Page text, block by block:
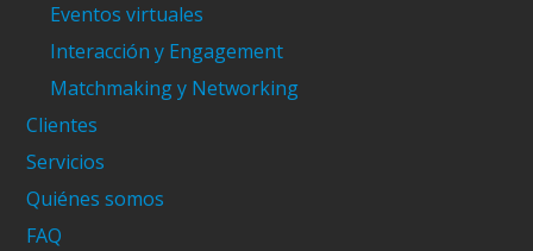
Eventos virtuales
Interacción y Engagement
Matchmaking y Networking
Clientes
Servicios
Quiénes somos
FAQ